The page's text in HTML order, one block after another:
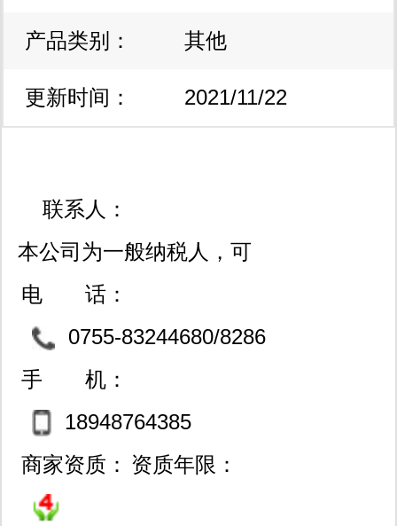
区
产品类别： 其他
更新时间： 2021/11/22
联系人：
本公司为一般纳税人，可
开13%点正规增值税票
电 话：
0755-83244680/8286
5294
手 机：
18948764385
商家资质： 资质年限：